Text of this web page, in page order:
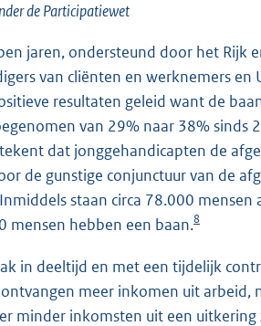
de Participatiewet
jaren, ondersteund door het
van cliënten en werknemers en
resultaten geleid want de
van 29% naar 38% sinds
dat jonggehandicapten de
de gunstige conjunctuur van de
staan circa 78.000
mensen hebben een baan.8
in deeltijd en met een tijdelijk
meer inkomen uit arbeid,
minder inkomsten uit een